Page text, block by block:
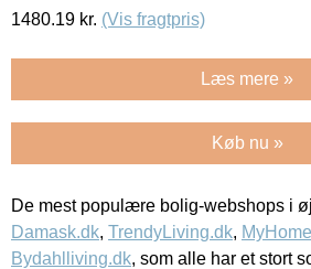
1480.19 kr. (Vis fragtpris)
Læs mere »
Køb nu »
De mest populære bolig-webshops i
Damask.dk, TrendyLiving.dk,
Bydahlliving.dk, som alle har et stort